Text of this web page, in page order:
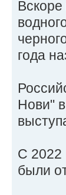
года
Нови"
С 2022
были